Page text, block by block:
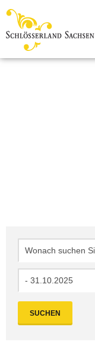
- 31.10.2025
SUCHEN